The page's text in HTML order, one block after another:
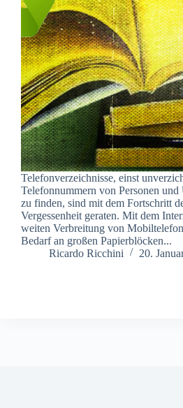
Telefonverzeichnisse, einst
Telefonnummern von Personen und
zu finden, sind mit dem Fortschritt
Vergessenheit geraten. Mit dem
weiten Verbreitung von
Bedarf an großen Papierblöcken...
Ricardo Ricchini
20.